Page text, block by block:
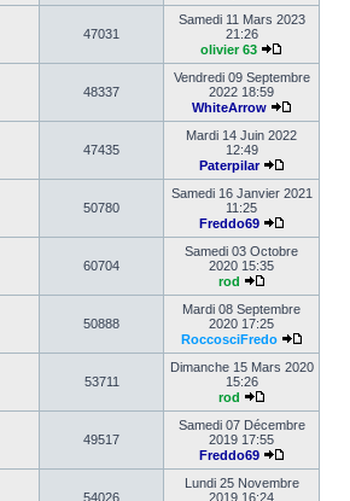
47031
Samedi 11 Mars 2023
21:26
olivier 63
48337
Vendredi 09 Septembre
2022 18:59
WhiteArrow
47435
Mardi 14 Juin 2022
12:49
Paterpilar
50780
Samedi 16 Janvier 2021
11:25
Freddo69
60704
Samedi 03 Octobre
2020 15:35
rod
50888
Mardi 08 Septembre
2020 17:25
RoccosciFredo
53711
Dimanche 15 Mars 2020
15:26
rod
49517
Samedi 07 Décembre
2019 17:55
Freddo69
54026
Lundi 25 Novembre
2019 16:24